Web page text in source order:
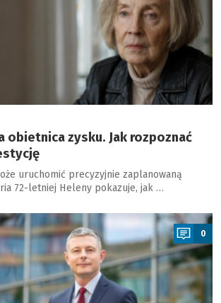
obietnica zysku. Jak rozpoznać
uruchomić precyzyjnie zaplanowaną
72-letniej Heleny pokazuje, jak …
0